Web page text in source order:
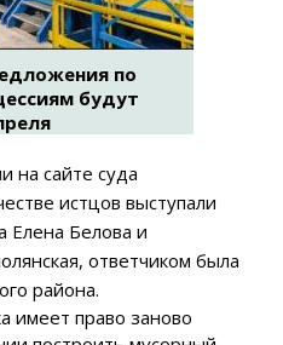
по
будут
на сайте суда
истцов выступали
Елена Белова и
ответчиком была
района.
имеет право заново